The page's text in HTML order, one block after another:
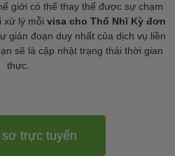
giới có thể thay thế được sự chạm
xử lý mỗi visa cho Thổ Nhĩ Kỳ đơn
gián đoạn duy nhất của dịch vụ liền
sẽ là cập nhật trạng thái thời gian
thực.
trực tuyến